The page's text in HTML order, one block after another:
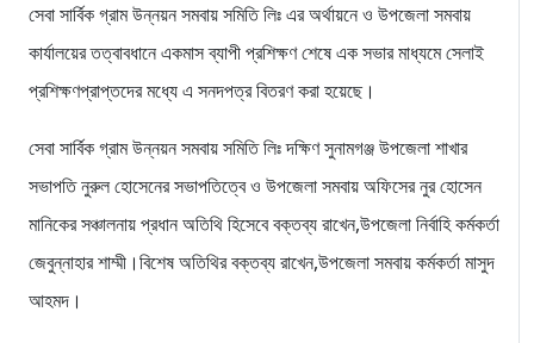
সেবা সার্বিক গ্রাম উন্নয়ন সমবায় সমিতি লিঃ এর অর্থায়নে ও উপজেলা সমবায়
কার্যালয়ের তত্বাবধানে একমাস ব্যাপী প্রশিক্ষণ শেষে এক সভার মাধ্যমে সেলাই
প্রশিক্ষণপ্রাপ্তদের মধ্যে এ সনদপত্র বিতরণ করা হয়েছে।
সেবা সার্বিক গ্রাম উন্নয়ন সমবায় সমিতি লিঃ দক্ষিণ সুনামগঞ্জ উপজেলা শাখার
সভাপতি নুরুল হোসেনের সভাপতিত্বে ও উপজেলা সমবায় অফিসের নুর হোসেন
মানিকের সঞ্চালনায় প্রধান অতিথি হিসেবে বক্তব্য রাখেন,উপজেলা নির্বাহি কর্মকর্তা
জেবুন্নাহার শাম্মী।বিশেষ অতিথির বক্তব্য রাখেন,উপজেলা সমবায় কর্মকর্তা মাসুদ
আহমদ।